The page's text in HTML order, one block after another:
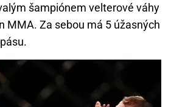
šampiónem velterové váhy
MMA. Za sebou má 5 úžasných